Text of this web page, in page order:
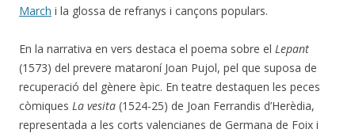
March i la glossa de refranys i cançons populars.
En la narrativa en vers destaca el poema sobre el Lepant
(1573) del prevere mataroní Joan Pujol, pel que suposa de
recuperació del gènere èpic. En teatre destaquen les peces
còmiques La vesita (1524-25) de Joan Ferrandis d’Herèdia,
representada a les corts valencianes de Germana de Foix i